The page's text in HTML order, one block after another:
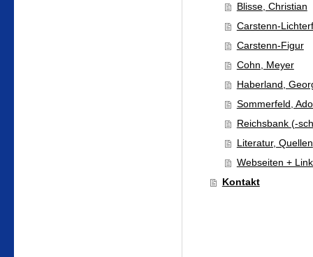
Blisse, Christian
Carstenn-
Carstenn-Figur
Cohn, Meyer
Haberland,
Sommerfeld,
Reichsbank (-
Literatur, Quellen
Webseiten +
Kontakt